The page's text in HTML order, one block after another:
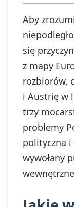
Aby
się
z mapy
rozbiorów,
i Austrię w
trzy
problemy
polityczna i
wywołany